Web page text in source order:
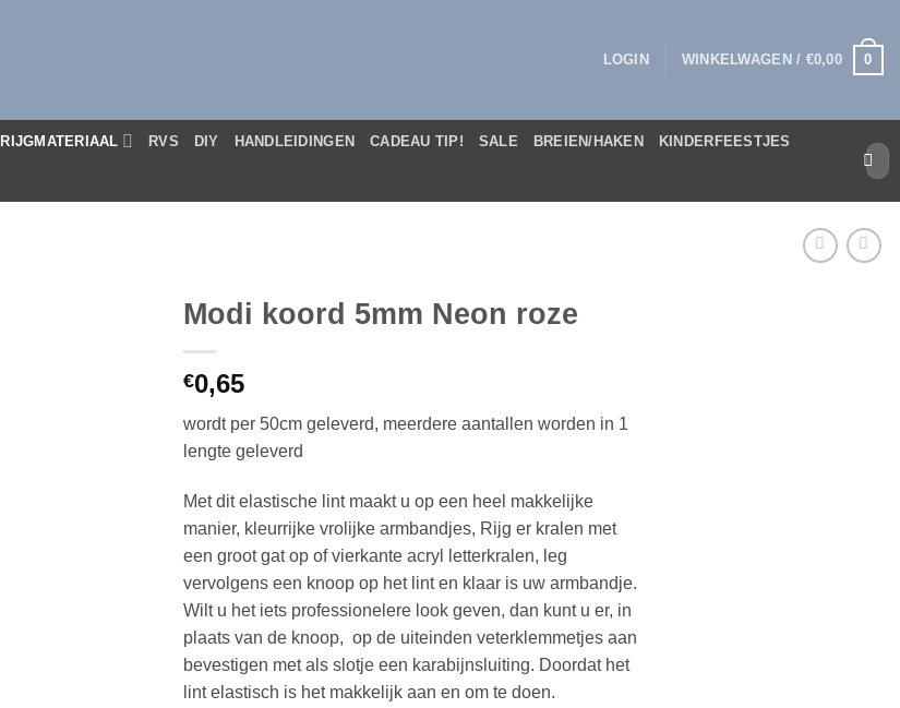
LOGIN WINKELWAGEN / €0,00 0
RIJGMATERIAAL RVS DIY HANDLEIDINGEN CADEAU TIP! SALE BREIEN/HAKEN KINDERFEESTJES
naar:
Modi koord 5mm Neon roze
€0,65
wordt per 50cm geleverd, meerdere aantallen worden in 1
lengte geleverd
Met dit elastische lint maakt u op een heel makkelijke
manier, kleurrijke vrolijke armbandjes, Rijg er kralen met
een groot gat op of vierkante acryl letterkralen, leg
vervolgens een knoop op het lint en klaar is uw armbandje.
Wilt u het iets professionelere look geven, dan kunt u er, in
plaats van de knoop, op de uiteinden veterklemmetjes aan
bevestigen met als slotje een karabijnsluiting. Doordat het
lint elastisch is het makkelijk aan en om te doen.